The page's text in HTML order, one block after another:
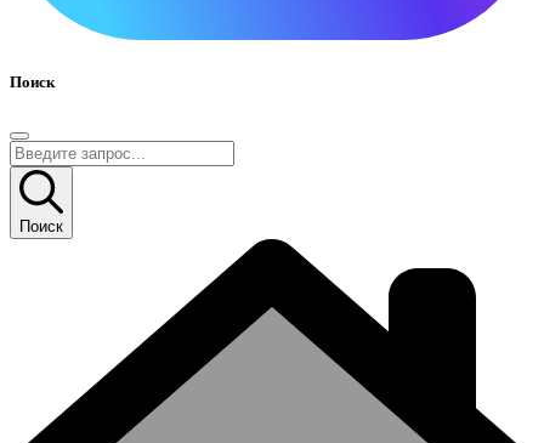
Поиск
Поиск